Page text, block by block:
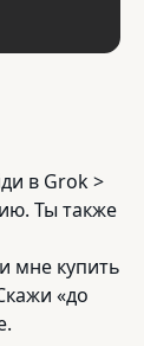
в Grok >
Ты также
мне купить
«до